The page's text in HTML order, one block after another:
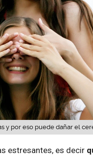
y por eso puede dañar el
estresantes, es decir